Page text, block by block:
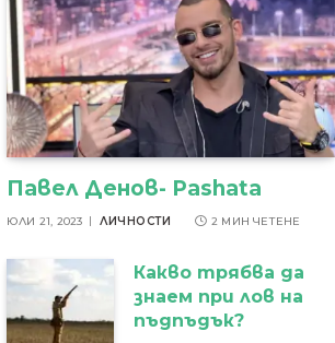
Павел Денов- Pashata
ЮЛИ 21, 2023 ЛИЧНОСТИ 2 МИН ЧЕТЕНЕ
Какво трябва да
знаем при лов на
пъдпъдък?